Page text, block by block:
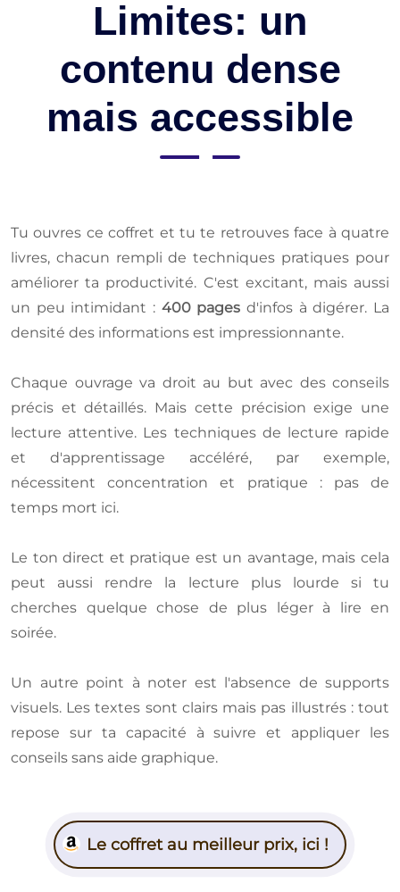
Limites: un
contenu dense
mais accessible
Tu ouvres ce coffret et tu te retrouves face à quatre
livres, chacun rempli de techniques pratiques pour
améliorer ta productivité. C'est excitant, mais aussi
un peu intimidant : 400 pages d'infos à digérer. La
densité des informations est impressionnante.
Chaque ouvrage va droit au but avec des conseils
précis et détaillés. Mais cette précision exige une
lecture attentive. Les techniques de lecture rapide
et d'apprentissage accéléré, par exemple,
nécessitent concentration et pratique : pas de
temps mort ici.
Le ton direct et pratique est un avantage, mais cela
peut aussi rendre la lecture plus lourde si tu
cherches quelque chose de plus léger à lire en
soirée.
Un autre point à noter est l'absence de supports
visuels. Les textes sont clairs mais pas illustrés : tout
repose sur ta capacité à suivre et appliquer les
conseils sans aide graphique.
Le coffret au meilleur prix, ici !